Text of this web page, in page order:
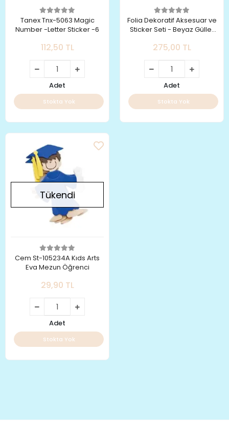
Tanex Tnx-5063 Magic
Number -Letter Sticker -6
112,50 TL
Adet
Stokta Yok
Folia Dekoratif Aksesuar ve
Sticker Seti - Beyaz Güller
275,00 TL
Adet
Stokta Yok
Tükendi
Cem St-105234A Kıds Arts
Eva Mezun Öğrenci
29,90 TL
Adet
Stokta Yok